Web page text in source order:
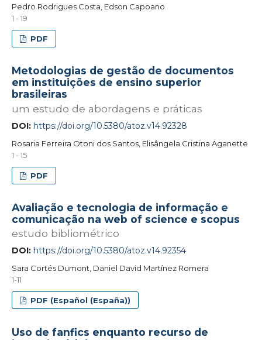
Pedro Rodrigues Costa, Edson Capoano
1 - 19
PDF
Metodologias de gestão de documentos
em instituições de ensino superior
brasileiras
um estudo de abordagens e práticas
DOI: https://doi.org/10.5380/atoz.v14.92328
Rosaria Ferreira Otoni dos Santos, Elisângela Cristina Aganette
1 - 15
PDF
Avaliação e tecnologia de informação e
comunicação na web of science e scopus
estudo bibliométrico
DOI: https://doi.org/10.5380/atoz.v14.92354
Sara Cortés Dumont, Daniel David Martínez Romera
1-11
PDF (Español (España))
Uso de fanfics enquanto recurso de